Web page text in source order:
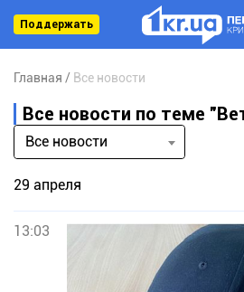
Поддержать
Главная Все новости
Все новости по теме
Все новости
29 апреля
13:03